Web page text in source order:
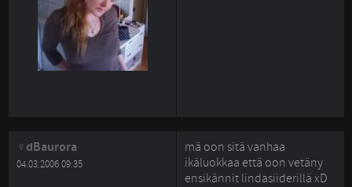
dBaurora
04.03.2006 09:35
mä oon sitä vanhaa
ikäluokkaa että oon vetäny
ensikännit lindasiiderillä xD